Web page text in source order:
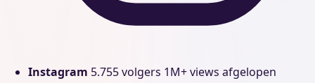
Instagram 5.755 volgers 1M+ views afgelopen